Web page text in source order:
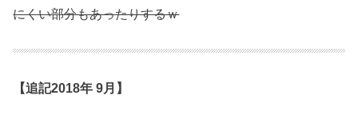
にくい部分もあったりするｗ
【追記2018年 9月】